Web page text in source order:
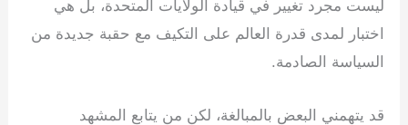
ليست مجرد تغيير في قيادة الولايات المتحدة، بل هي
اختبار لمدى قدرة العالم على التكيف مع حقبة جديدة من
السياسة الصادمة.
قد يتهمني البعض بالمبالغة، لكن من يتابع المشهد